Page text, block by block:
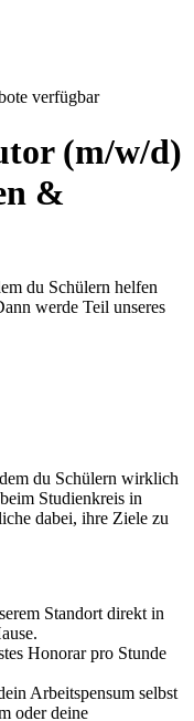
verfügbar
(m/w/d)
&
du Schülern helfen
werde Teil unseres
du Schülern wirklich
Studienkreis in
dabei, ihre Ziele zu
Standort direkt in
Honorar pro Stunde
Arbeitspensum selbst
oder deine